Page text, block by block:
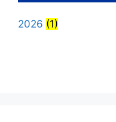
2026 (1)